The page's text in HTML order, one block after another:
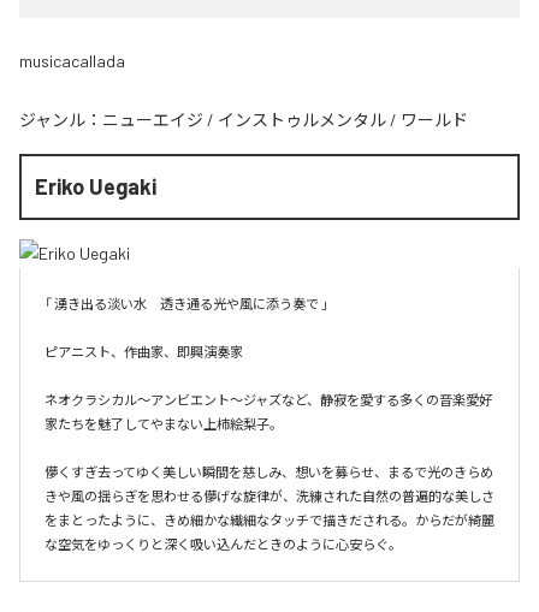
musicacallada
ジャンル： ニューエイジ / インストゥルメンタル / ワールド
Eriko Uegaki
「 湧き出る淡い水　透き通る光や風に添う奏で 」
ピアニスト、作曲家、即興演奏家
ネオクラシカル〜アンビエント〜ジャズなど、静寂を愛する多くの音楽愛好
家たちを魅了してやまない上柿絵梨子。
儚くすぎ去ってゆく美しい瞬間を慈しみ、想いを募らせ、まるで光のきらめ
きや風の揺らぎを思わせる儚げな旋律が、洗練された自然の普遍的な美しさ
をまとったように、きめ細かな繊細なタッチで描きだされる。からだが綺麗